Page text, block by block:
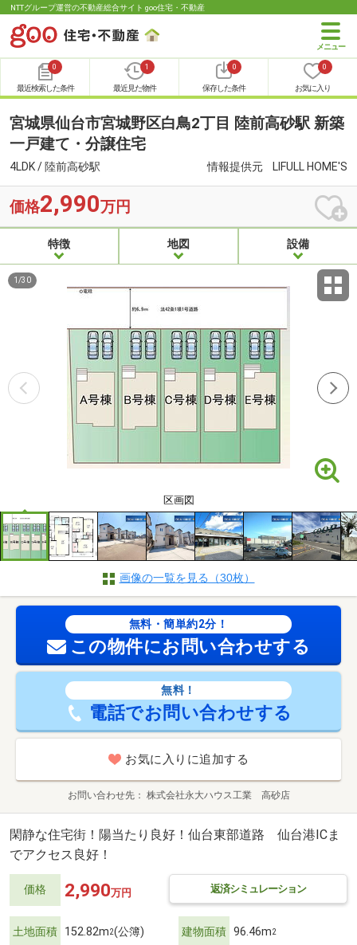
NTTグループ運営の不動産総合サイト goo住宅・不動産
0
最近検索した条件
1
最近見た物件
0
保存した条件
0
お気に入り
宮城県仙台市宮城野区白鳥2丁目 陸前高砂駅 新築
一戸建て・分譲住宅
4LDK / 陸前高砂駅 情報提供元 LIFULL HOME'S
価格2,990万円
特徴 地図 設備
区画図
1 /30
画像の一覧を見る（30枚）
無料・簡単約2分！
この物件にお問い合わせする
無料！
電話でお問い合わせする
お気に入りに追加する
お問い合わせ先 株式会社永大ハウス工業 高砂店
閑静な住宅街！陽当たり良好！仙台東部道路 仙台港ICま
でアクセス良好！
価格 返済シミュレーション
2,990万円
土地面積 152.82m2(公簿) 建物面積 96.46m2